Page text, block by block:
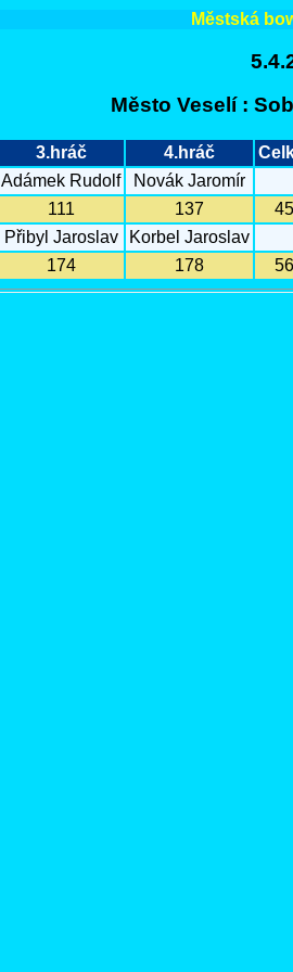
Městská
Město Veselí :
3.hráč 4.hráč
Adámek Rudolf
Novák Jaromír
111 137
Přibyl Jaroslav
Korbel Jaroslav
174 178